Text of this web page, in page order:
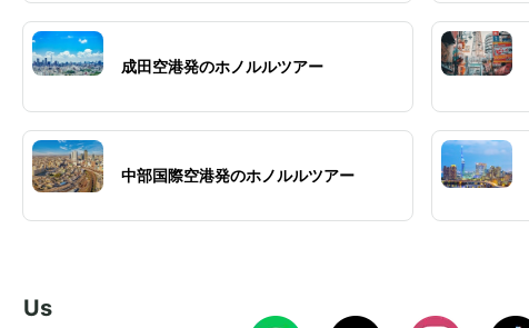
成田空港発のホノルルツアー
中部国際空港発のホノルルツアー
Us